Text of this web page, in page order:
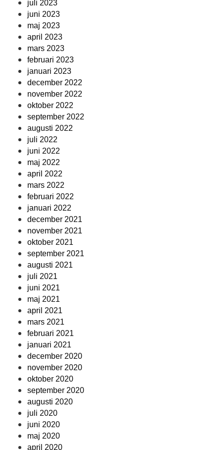
juli 2023
juni 2023
maj 2023
april 2023
mars 2023
februari 2023
januari 2023
december 2022
november 2022
oktober 2022
september 2022
augusti 2022
juli 2022
juni 2022
maj 2022
april 2022
mars 2022
februari 2022
januari 2022
december 2021
november 2021
oktober 2021
september 2021
augusti 2021
juli 2021
juni 2021
maj 2021
april 2021
mars 2021
februari 2021
januari 2021
december 2020
november 2020
oktober 2020
september 2020
augusti 2020
juli 2020
juni 2020
maj 2020
april 2020